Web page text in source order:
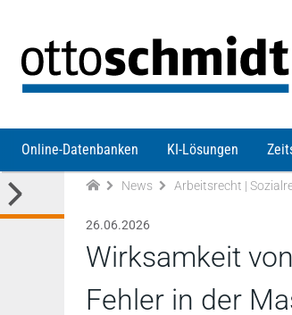
Online-Datenbanken KI-Lösungen
News Arbeitsrecht |
26.06.2026
Wirksamkeit
Fehler in der